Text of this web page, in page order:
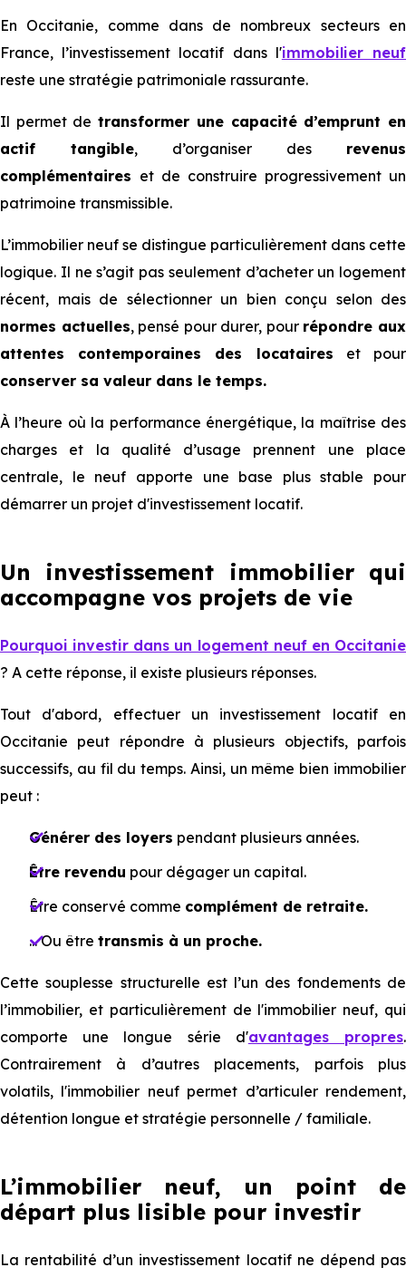
En Occitanie, comme dans de nombreux secteurs en
France, l’investissement locatif dans l'immobilier neuf
reste une stratégie patrimoniale rassurante.
Il permet detransformer une capacité d’emprunt en
actif tangible, d’organiser des revenus
complémentaires et de construire progressivement un
patrimoine transmissible.
L’immobilier neuf se distingue particulièrement dans cette
logique. Il ne s’agit pas seulement d’acheter un logement
récent, mais de sélectionner un bien conçu selon des
normes actuelles, pensé pour durer, pour répondre aux
attentes contemporaines des locataires et pour
conserver sa valeur dans le temps.
À l’heure où la performance énergétique, la maîtrise des
charges et la qualité d’usage prennent une place
centrale, le neuf apporte une base plus stable pour
démarrer un projet d'investissement locatif.
Un investissement immobilier qui
accompagne vos projets de vie
Pourquoi investir dans un logement neuf en Occitanie
? A cette réponse, il existe plusieurs réponses.
Tout d'abord, effectuer un investissement locatif en
Occitanie peut répondre à plusieurs objectifs, parfois
successifs, au fil du temps. Ainsi, un même bien immobilier
peut :
Générer des loyers pendant plusieurs années.
Être revendu pour dégager un capital.
Être conservé comme complément de retraite.
... Ou être transmis à un proche.
Cette souplesse structurelle est l’un des fondements de
l’immobilier, et particulièrement de l'immobilier neuf, qui
comporte une longue série d'avantages propres.
Contrairement à d’autres placements, parfois plus
volatils, l'immobilier neuf permet d’articuler rendement,
détention longue et stratégie personnelle / familiale.
L’immobilier neuf, un point de
départ plus lisible pour investir
La rentabilité d’un investissement locatif ne dépend pas